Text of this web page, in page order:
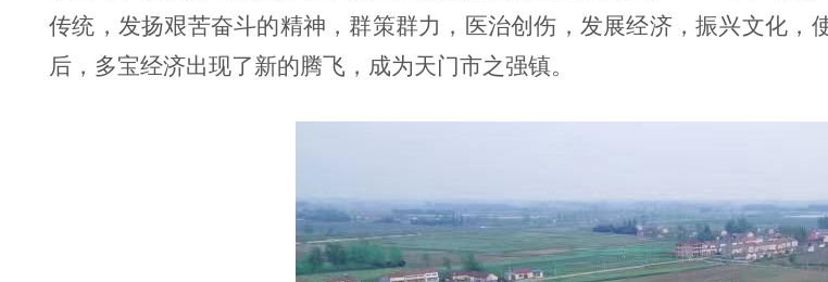
传统，发扬艰苦奋斗的精神，群策群力，医治创伤，发展经济，振兴文化
后，多宝经济出现了新的腾飞，成为天门市之强镇。